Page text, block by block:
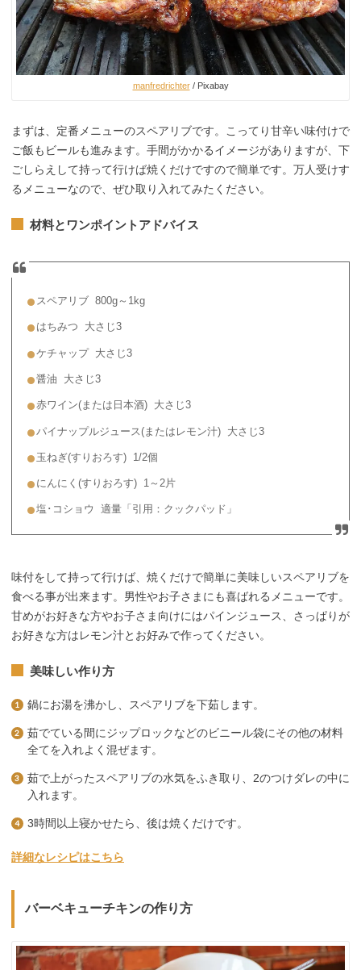
manfredrichter/ Pixabay
まずは、定番メニューのスペアリブです。こってり甘辛い味付けで
ご飯もビールも進みます。手間がかかるイメージがありますが、下
ごしらえして持って行けば焼くだけですので簡単です。万人受けす
るメニューなので、ぜひ取り入れてみたください。
材料とワンポイントアドバイス
スペアリブ 800g～1kg
はちみつ 大さじ3
ケチャップ 大さじ3
醤油 大さじ3
赤ワイン(または日本酒) 大さじ3
パイナップルジュース(またはレモン汁) 大さじ3
玉ねぎ(すりおろす) 1/2個
にんにく(すりおろす) 1～2片
塩･コショウ 適量「引用：クックパッド」
味付をして持って行けば、焼くだけで簡単に美味しいスペアリブを
食べる事が出来ます。男性やお子さまにも喜ばれるメニューです。
甘めがお好きな方やお子さま向けにはパインジュース、さっぱりが
お好きな方はレモン汁とお好みで作ってください。
美味しい作り方
鍋にお湯を沸かし、スペアリブを下茹します。
茹でている間にジップロックなどのビニール袋にその他の材料
全てを入れよく混ぜます。
茹で上がったスペアリブの水気をふき取り、2のつけダレの中に
入れます。
3時間以上寝かせたら、後は焼くだけです。
詳細なレシピはこちら
バーベキューチキンの作り方